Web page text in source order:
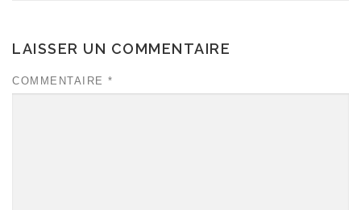
LAISSER UN COMMENTAIRE
COMMENTAIRE *